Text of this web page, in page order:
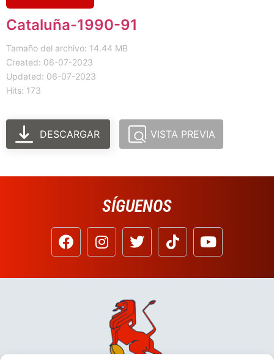
Cataluña-1990-91
Tamaño del archivo: 14.44 MB
Created: 06-07-2023
Updated: 06-07-2023
Hits: 173
DESCARGAR VISTA PREVIA
SÍGUENOS